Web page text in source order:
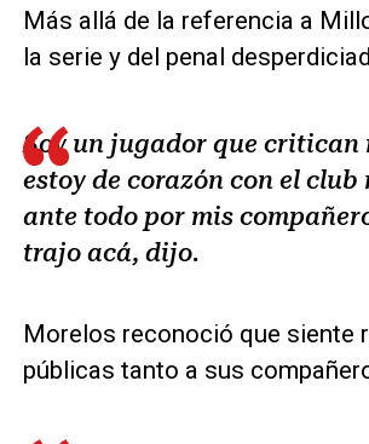
Más allá de la referencia a
la serie y del penal
Soy un jugador que critican
estoy de corazón con el
ante todo por mis
trajo acá, dijo.
Morelos reconoció que siente
públicas tanto a sus